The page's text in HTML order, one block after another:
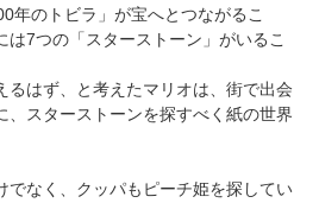
年のトビラ」が宝へとつながるこ
は7つの「スターストーン」がいるこ
るはず、と考えたマリオは、街で出会
、スターストーンを探すべく紙の世界
でなく、クッパもピーチ姫を探してい